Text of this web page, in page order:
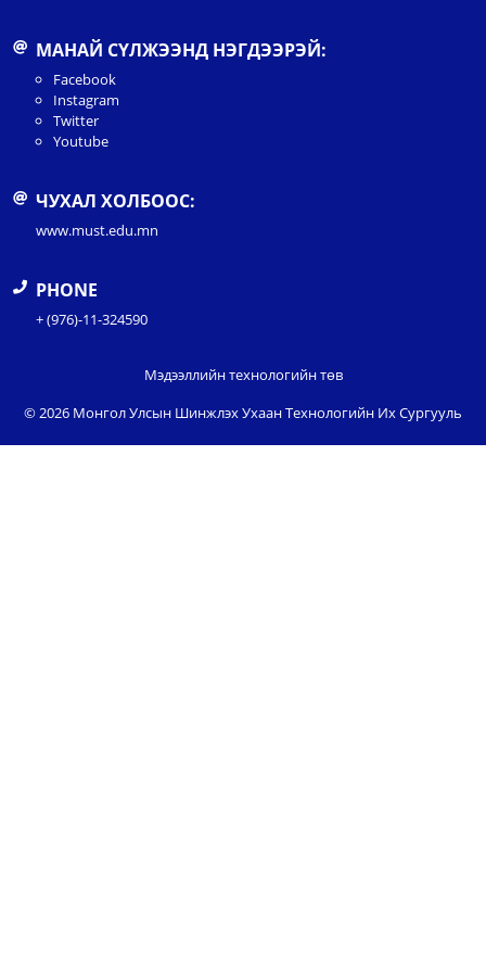
МАНАЙ СҮЛЖЭЭНД НЭГДЭЭРЭЙ:
Facebook
Instagram
Twitter
Youtube
ЧУХАЛ ХОЛБООС:
www.must.edu.mn
PHONE
+ (976)-11-324590
Мэдээллийн технологийн төв
© 2026 Монгол Улсын Шинжлэх Ухаан Технологийн Их Сургууль